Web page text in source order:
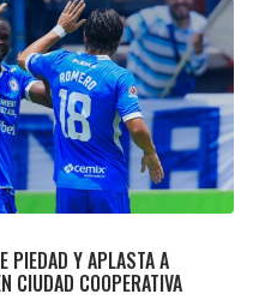
PIEDAD Y APLASTA A
CIUDAD COOPERATIVA